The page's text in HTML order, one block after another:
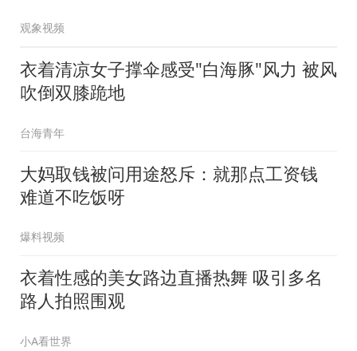
观象视频
衣着清凉女子撑伞感受"白海豚"风力 被风
吹倒双膝跪地
台海青年
大妈取钱被问用途怒斥：就那点工资钱
难道不吃饭呀
爆料视频
衣着性感的美女路边直播热舞 吸引多名
路人拍照围观
小A看世界